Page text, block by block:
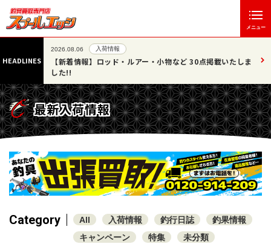
メニュー
HEADLINES
07/25
2026.08.06 入荷情報
【新着情報】ロッド・ルアー・小物など 30点掲載いたしま
した!!
最新入荷情報
Category All 入荷情報 釣行日誌
釣果情報
キャンペーン
特集 未分類